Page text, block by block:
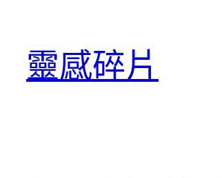
靈感碎片